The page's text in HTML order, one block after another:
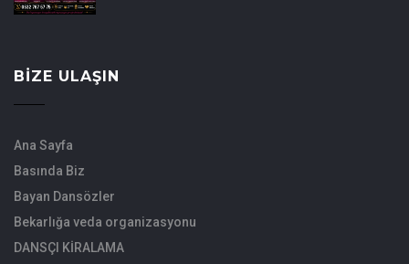
BIZE ULAŞIN
Ana Sayfa
Basında Biz
Bayan Dansözler
Bekarlığa veda organizasyonu
DANSÇI KİRALAMA